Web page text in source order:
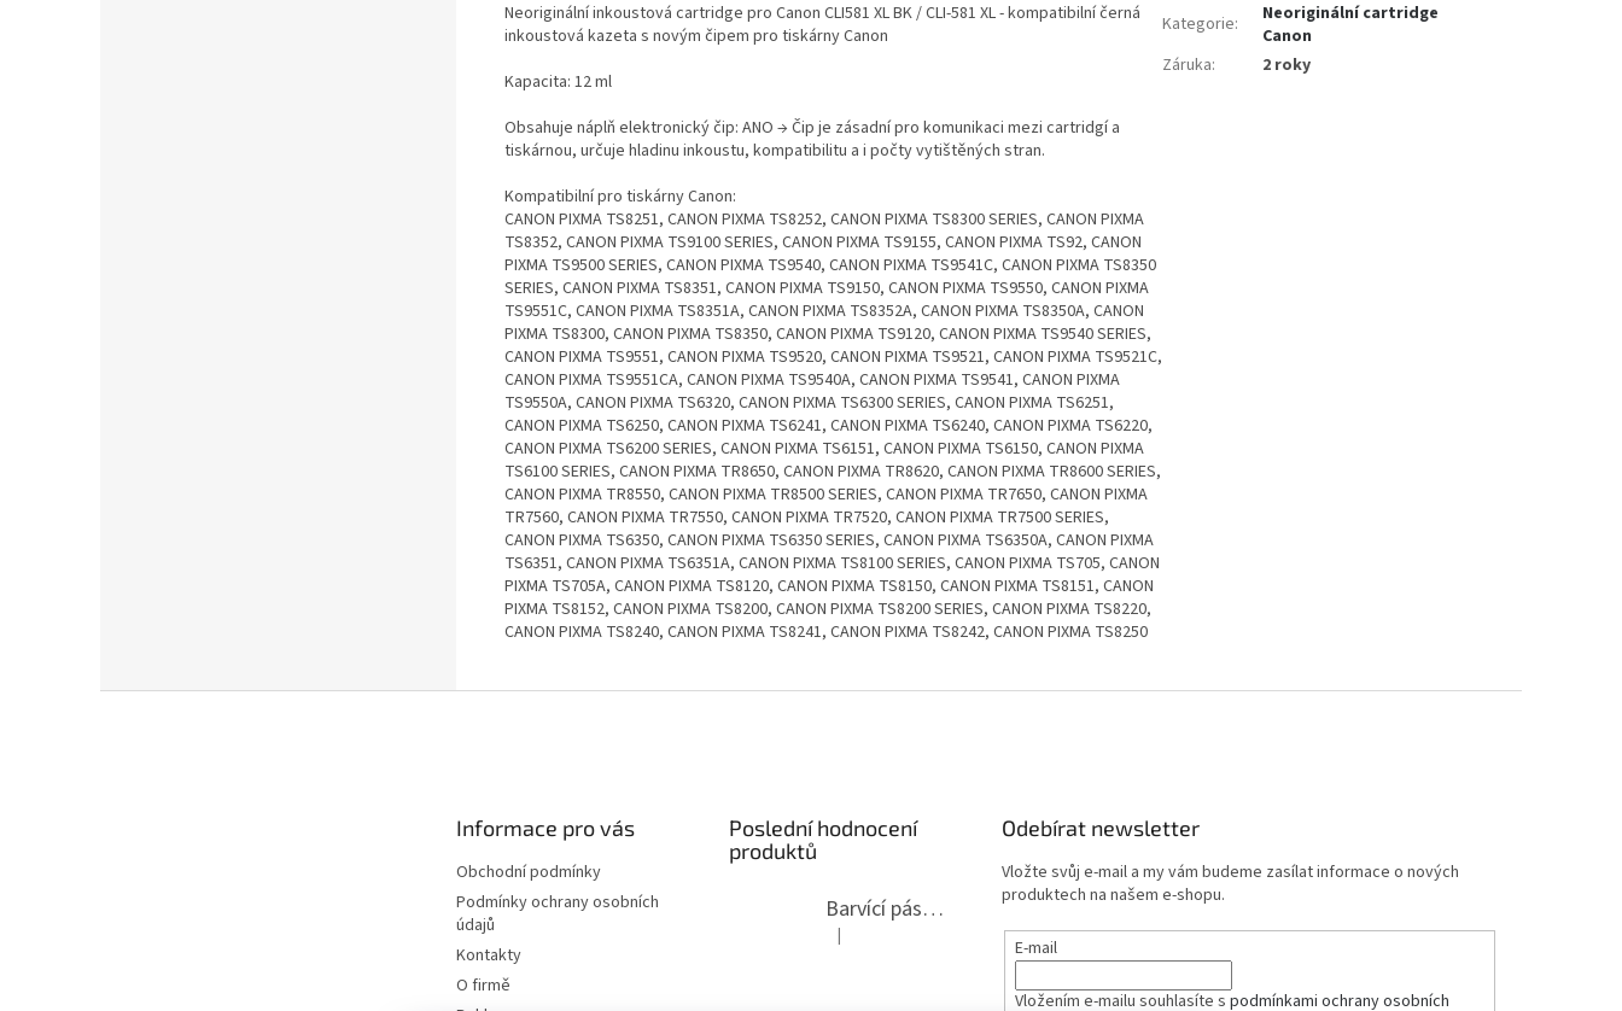
Neoriginální inkoustová cartridge pro Canon CLI581 XL BK / CLI-581 XL - kompatibilní černá
inkoustová kazeta s novým čipem pro tiskárny Canon
Kapacita: 12 ml
Obsahuje náplň elektronický čip: ANO → Čip je zásadní pro komunikaci mezi cartridgí a
tiskárnou, určuje hladinu inkoustu, kompatibilitu a i počty vytištěných stran.
Kompatibilní pro tiskárny Canon:
CANON PIXMA TS8251, CANON PIXMA TS8252, CANON PIXMA TS8300 SERIES, CANON PIXMA
TS8352, CANON PIXMA TS9100 SERIES, CANON PIXMA TS9155, CANON PIXMA TS92, CANON
PIXMA TS9500 SERIES, CANON PIXMA TS9540, CANON PIXMA TS9541C, CANON PIXMA TS8350
SERIES, CANON PIXMA TS8351, CANON PIXMA TS9150, CANON PIXMA TS9550, CANON PIXMA
TS9551C, CANON PIXMA TS8351A, CANON PIXMA TS8352A, CANON PIXMA TS8350A, CANON
PIXMA TS8300, CANON PIXMA TS8350, CANON PIXMA TS9120, CANON PIXMA TS9540 SERIES,
CANON PIXMA TS9551, CANON PIXMA TS9520, CANON PIXMA TS9521, CANON PIXMA TS9521C,
CANON PIXMA TS9551CA, CANON PIXMA TS9540A, CANON PIXMA TS9541, CANON PIXMA
TS9550A, CANON PIXMA TS6320, CANON PIXMA TS6300 SERIES, CANON PIXMA TS6251,
CANON PIXMA TS6250, CANON PIXMA TS6241, CANON PIXMA TS6240, CANON PIXMA TS6220,
CANON PIXMA TS6200 SERIES, CANON PIXMA TS6151, CANON PIXMA TS6150, CANON PIXMA
TS6100 SERIES, CANON PIXMA TR8650, CANON PIXMA TR8620, CANON PIXMA TR8600 SERIES,
CANON PIXMA TR8550, CANON PIXMA TR8500 SERIES, CANON PIXMA TR7650, CANON PIXMA
TR7560, CANON PIXMA TR7550, CANON PIXMA TR7520, CANON PIXMA TR7500 SERIES,
CANON PIXMA TS6350, CANON PIXMA TS6350 SERIES, CANON PIXMA TS6350A, CANON PIXMA
TS6351, CANON PIXMA TS6351A, CANON PIXMA TS8100 SERIES, CANON PIXMA TS705, CANON
PIXMA TS705A, CANON PIXMA TS8120, CANON PIXMA TS8150, CANON PIXMA TS8151, CANON
PIXMA TS8152, CANON PIXMA TS8200, CANON PIXMA TS8200 SERIES, CANON PIXMA TS8220,
CANON PIXMA TS8240, CANON PIXMA TS8241, CANON PIXMA TS8242, CANON PIXMA TS8250
Kategorie:
Neoriginální cartridge
Canon
Záruka: 2 roky
Informace pro vás
Obchodní podmínky
Podmínky ochrany osobních
údajů
Kontakty
O firmě
Poslední hodnocení
produktů
Barvící páska pro psací stroje DIN 1, DIN 13/10, LAND, PA červenočerná
Hodnocení produktu je 5 z 5 hvězdiček.
|
Odebírat newsletter
Vložte svůj e-mail a my vám budeme zasílat informace o nových
produktech na našem e-shopu.
E-mail
Vložením e-mailu souhlasíte spodmínkami ochrany osobních